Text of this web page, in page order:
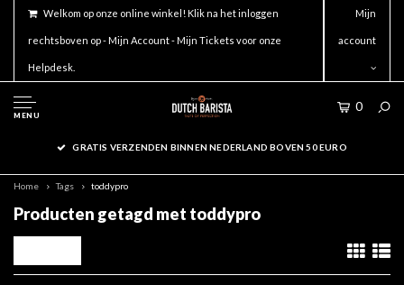
Welkom op onze online winkel! Klik na het inloggen
rechtsboven op - Mijn Account - Mijn Tickets voor onze
Helpdesk.
Mijn
account
MENU
0
GRATIS VERZENDEN BINNEN NEDERLAND BOVEN 50 EURO
Home Tags toddypro
Producten getagd met toddypro